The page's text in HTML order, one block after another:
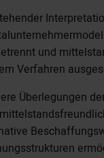
und
Verfahren
Überlegungen